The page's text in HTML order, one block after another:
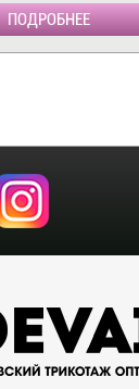
ПОДРОБНЕЕ